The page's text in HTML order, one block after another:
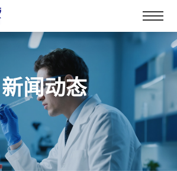
新闻动态